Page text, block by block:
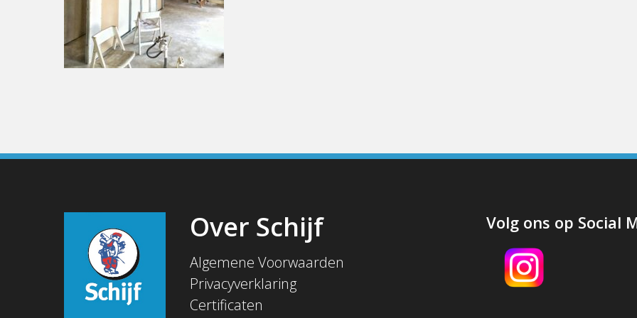
Over Schijf
Algemene Voorwaarden
Privacyverklaring
Certificaten
Volg ons op Social